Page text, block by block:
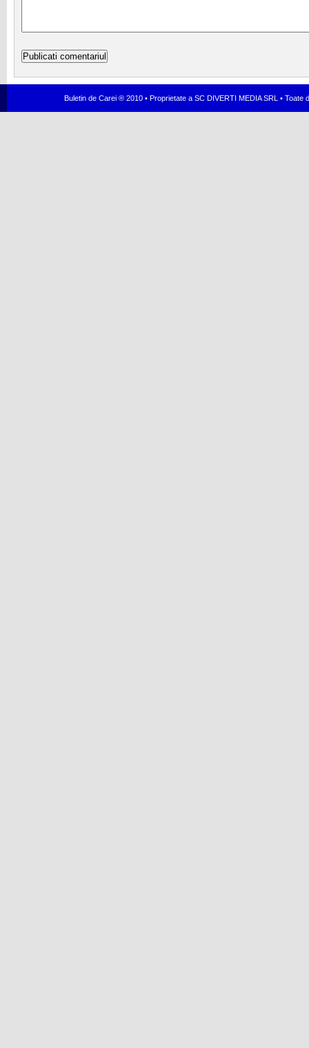
Buletin de Carei ® 2010 • Proprietate a SC DIVERTI MEDIA SRL •